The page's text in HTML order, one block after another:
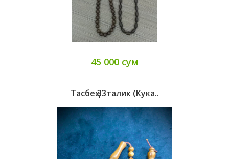
45 000 сум
Тасбеҳ 33талик (кука..